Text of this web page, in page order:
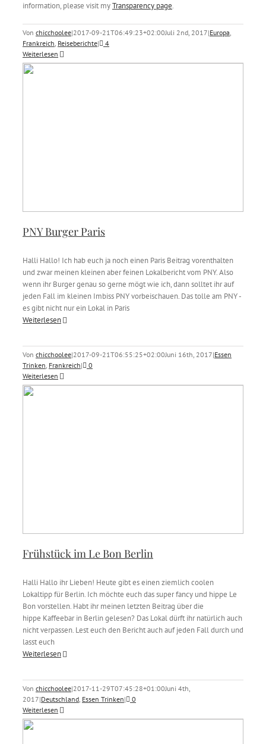
information, please visit myTransparency page.
Von chicchoolee|2017-09-21T06:49:23+02:00Juli 2nd, 2017|Europa,
Frankreich, Reiseberichte|
4
Weiterlesen
PNY Burger Paris
Halli Hallo! Ich hab euch ja noch einen Paris Beitrag vorenthalten
und zwar meinen kleinen aber feinen Lokalbericht vom PNY. Also
wenn ihr Burger genau so gerne mögt wie ich, dann solltet ihr auf
jeden Fall im kleinen Imbiss PNY vorbeischauen. Das tolle am PNY -
es gibt nicht nur ein Lokal in Paris
Weiterlesen
Von chicchoolee|2017-09-21T06:55:25+02:00Juni 16th, 2017|Essen
Trinken, Frankreich|
0
Weiterlesen
Frühstück im Le Bon Berlin
Halli Hallo ihr Lieben! Heute gibt es einen ziemlich coolen
Lokaltipp für Berlin. Ich möchte euch das super fancy und hippe Le
Bon vorstellen. Habt ihr meinen letzten Beitrag über die
hippe Kaffeebar in Berlin gelesen? Das Lokal dürft ihr natürlich auch
nicht verpassen. Lest euch den Bericht auch auf jeden Fall durch und
lasst euch
Weiterlesen
Von chicchoolee|2017-11-29T07:45:28+01:00Juni 4th,
2017|Deutschland, Essen Trinken|
0
Weiterlesen